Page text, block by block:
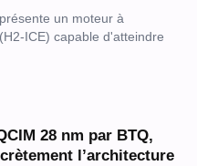
un moteur à
ICE) capable d'atteindre
28 nm par BTQ,
l’architecture